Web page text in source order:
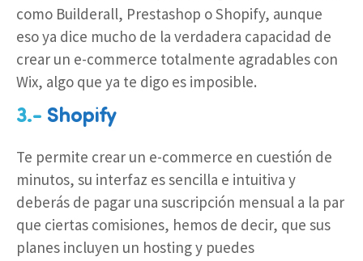
como Builderall, Prestashop o Shopify, aunque
eso ya dice mucho de la verdadera capacidad de
crear un e-commerce totalmente agradables con
Wix, algo que ya te digo es imposible.
3.- Shopify
Te permite crear un e-commerce en cuestión de
minutos, su interfaz es sencilla e intuitiva y
deberás de pagar una suscripción mensual a la par
que ciertas comisiones, hemos de decir, que sus
planes incluyen un hosting y puedes